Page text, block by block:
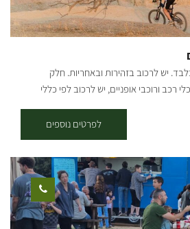
בבתרונות הנחל ואז חזרה למסלול.
מהנחל לרכיבה נופית ויורדים חזרה. מעט
וחוצים את הנחל. ממשיכים ברכיבה
לאורך הנחל ובסמוך למאגר נירים חוצים את 232 מתחת לגשר ועולי לחניון
רעים ומשם עולים על הסינגל האדום
מפה: *המידע מתוך אתרים לה מדווש
יש לרכוב בזהירות ובאחריות. חלק
רכב ורוכבי אופניים, יש לרכוב לפי כללי
אסף כיסופים ממבואת גמה - 28 ק"מ, ממבואת בית הכנסת מעון - אורך
וסיום: מבואת גמה/ מבואת בית הכנסת מעון
נקרא על שם שני הנחלים העיקריים לאורכם
הרכיבה רוב הזמן בשטחים חקלאיים.
על ידי עמודי עץ עם שלט קטן ובו רוכב
היא אך ורק בכיוון המסומן – עם כיוון
שבילי הגישה למבואות שהינם דו-כיווניים.
לפרטים נוספים